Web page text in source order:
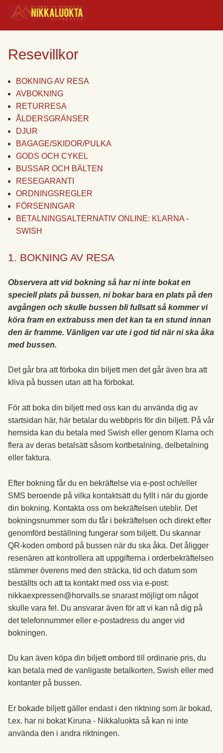
Resevillkor
BOKNING AV RESA
AVBOKNING
RETURRESA
ÅLDERSGRÄNSER
DJUR
BAGAGE/SKIDOR/PULKA
GODS OCH CYKEL
BUSSAR OCH BÄLTEN
RESEGARANTI
ORDNINGSREGLER
FÖRSENINGAR
BETALNINGSALTERNATIV ONLINE: KLARNA -
SWISH
1. BOKNING AV RESA
Observera att vid bokning så har ni inte bokat en
speciell plats på bussen, ni bokar bara en plats på den
avgången och skulle bussen bli fullsatt så kommer vi
köra fram en extrabuss men det kan ta en stund innan
den är framme. Vänligen var ute i god tid när ni ska åka
med bussen.
Det går bra att förboka din biljett men det går även bra att
kliva på bussen utan att ha förbokat.
För att boka din biljett med oss kan du använda dig av
startsidan här, här betalar du webbpris för din biljett. På vår
hemsida kan du betala med Swish eller genom Klarna och
flera av deras betalsätt såsom kortbetalning, delbetalning
eller faktura.
Efter bokning får du en bekräftelse via e-post och/eller
SMS beroende på vilka kontaktsätt du fyllt i när du gjorde
din bokning. Kontakta oss om bekräftelsen uteblir. Det
bokningsnummer som du får i bekräftelsen och direkt efter
genomförd beställning fungerar som biljett. Du skannar
QR-koden ombord på bussen när du ska åka. Det åligger
resenären att kontrollera att uppgifterna i orderbekräftelsen
stämmer överens med den sträcka, tid och datum som
beställts och att ta kontakt med oss via e-post:
nikkaexpressen@horvalls.se snarast möjligt om något
skulle vara fel. Du ansvarar även för att vi kan nå dig på
det telefonnummer eller e-postadress du anger vid
bokningen.
Du kan även köpa din biljett ombord till ordinarie pris, du
kan betala med de vanligaste betalkorten, Swish eller med
kontanter på bussen.
Er bokade biljett gäller endast i den riktning som är bokad,
t.ex. har ni bokat Kiruna - Nikkaluokta så kan ni inte
använda den i andra riktningen.